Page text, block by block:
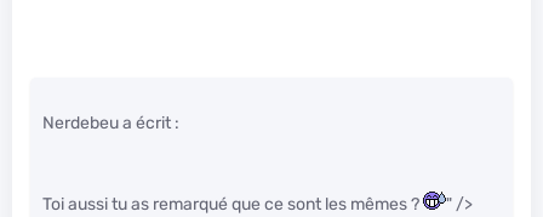
Nerdebeu a écrit :
Toi aussi tu as remarqué que ce sont les mêmes ? " />